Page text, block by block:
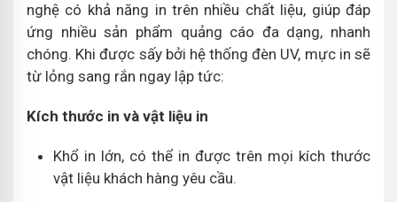
nghệ có khả năng in trên nhiều chất liệu, giúp đáp
ứng nhiều sản phẩm quảng cáo đa dạng, nhanh
chóng. Khi được sấy bởi hệ thống đèn UV, mực in sẽ
từ lỏng sang rắn ngay lập tức:
Kích thước in và vật liệu in
Khổ in lớn, có thể in được trên mọi kích thước
vật liệu khách hàng yêu cầu.